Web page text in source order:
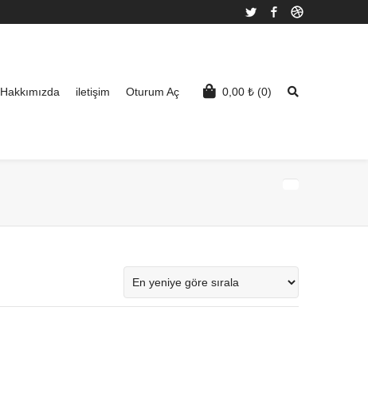
Twitter Facebook
0,00 ₺ (0)
Hakkımızda iletişim Oturum Aç